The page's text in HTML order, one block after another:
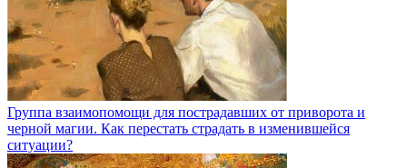
Группа взаимопомощи для пострадавших от приворота и
черной магии. Как перестать страдать в изменившейся
ситуации?